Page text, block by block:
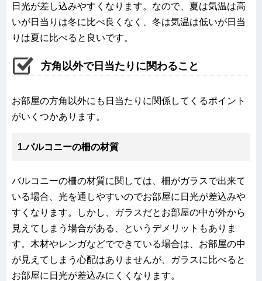
日光が差し込みやすくなります。なので、夏は気温は高
いが日当りは冬に比べ良くなく、冬は気温は低いが日当
りは夏に比べると良いです。
方角以外で日当たりに関わること
お部屋の方角以外にも日当たりに関係してくるポイント
がいくつかあります。
1.バルコニーの柵の材質
バルコニーの柵の材質に関しては、柵がガラスで出来て
いる場合、光を通しやすいのでお部屋に日光が差込みや
すくなります。しかし、ガラスだとお部屋の中が外から
見えてしまう場合がある、というデメリットもありま
す。木材やレンガなどでできている場合は、お部屋の中
が見えてしまう心配はありませんが、ガラスに比べると
お部屋に日光が差込みにくくなります。